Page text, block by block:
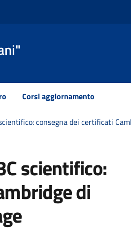
Corsi aggiornamento
consegna dei certificati
scientifico:
di